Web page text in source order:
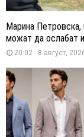
Марина
можат да ослабат
20:02 - 8 август,